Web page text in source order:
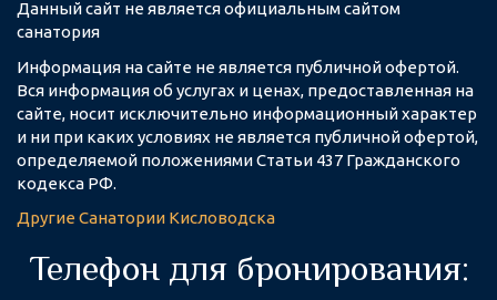
Данный сайт не является официальным сайтом
санатория
Информация на сайте не является публичной офертой.
Вся информация об услугах и ценах, предоставленная на
сайте, носит исключительно информационный характер
и ни при каких условиях не является публичной офертой,
определяемой положениями Статьи 437 Гражданского
кодекса РФ.
ДругиеСанатории Кисловодска
Телефон для бронирования: